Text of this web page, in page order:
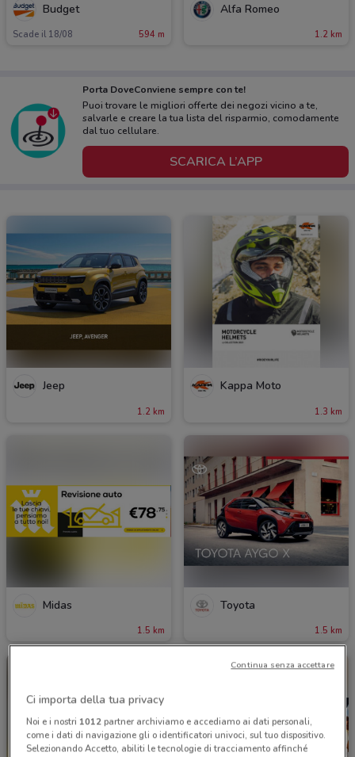
Budget
Scade il 18/08 594 m
Alfa Romeo
1.2 km
Porta DoveConviene sempre con te!
Puoi trovare le migliori offerte dei negozi vicino a te,
salvarle e creare la tua lista del risparmio, comodamente
dal tuo cellulare.
SCARICA L’APP
Jeep
1.2 km
Kappa Moto
1.3 km
Midas
1.5 km
Toyota
1.5 km
Ci importa della tua privacy
Noi e i nostri 1012partner archiviamo e accediamo ai dati personali,
come i dati di navigazione gli o identificatori univoci, sul tuo dispositivo.
Selezionando Accetto, abiliti le tecnologie di tracciamento affinché
Continua senza accettare